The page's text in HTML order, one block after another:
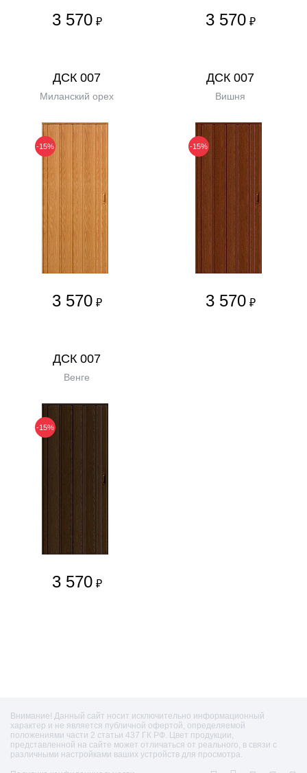
3 570 ₽ 3 570 ₽
ДСК 007
Миланский орех
-15%
3 570 ₽
ДСК 007
Вишня
-15%
3 570 ₽
ДСК 007
Венге
-15%
3 570 ₽
Внимание! Данный сайт носит исключительно информационный
характер и не является публичной офертой, определяемой
положениями части 2 статьи 437 ГК РФ. Цвет продукции,
представленной на сайте может отличаться от реального, в связи с
различными настройками ваших устройств для просмотра.